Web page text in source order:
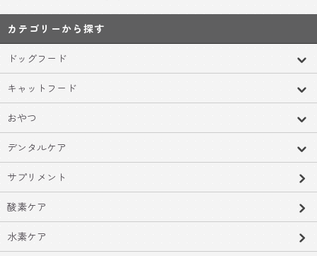
カテゴリーから探す
ドッグフード
キャットフード
おやつ
デンタルケア
サプリメント
酸素ケア
水素ケア